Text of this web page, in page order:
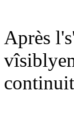
Après